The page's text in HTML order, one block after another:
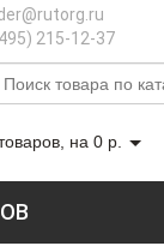
215-12-37
на 0 р.